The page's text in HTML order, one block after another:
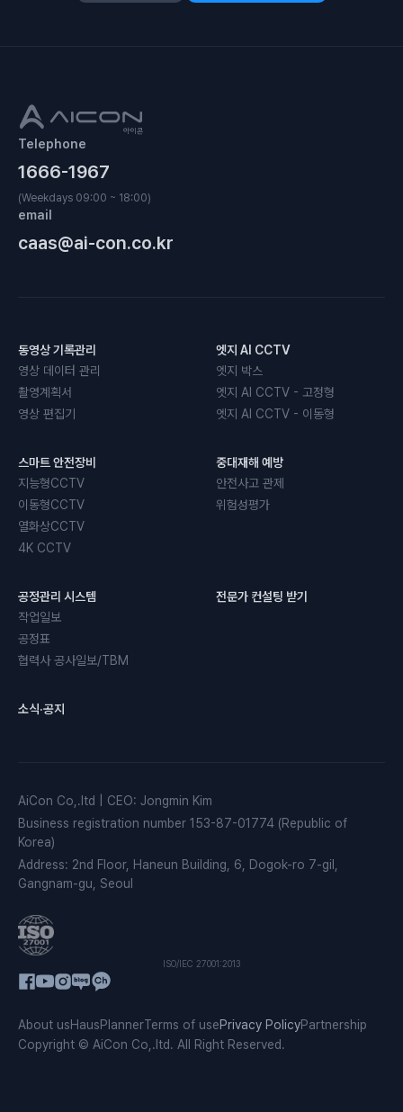
Telephone
1666-1967
(Weekdays 09:00 ~ 18:00)
email
caas@ai-con.co.kr
동영상 기록관리
영상 데이터 관리
촬영계획서
영상 편집기
엣지 AI CCTV
엣지 박스
엣지 AI CCTV - 고정형
엣지 AI CCTV - 이동형
스마트 안전장비
지능형CCTV
이동형CCTV
열화상CCTV
4K CCTV
중대재해 예방
안전사고 관제
위험성평가
공정관리 시스템
작업일보
공정표
협력사 공사일보/TBM
전문가 컨설팅 받기
소식·공지
AiCon Co,.ltd CEO: Jongmin Kim
Business registration number 153-87-01774 (Republic of
Korea)
Address: 2nd Floor, Haneun Building, 6, Dogok-ro 7-gil,
Gangnam-gu, Seoul
ISO/IEC 27001:2013
Copyright © AiCon Co,.ltd. All Right Reserved.
About usHausPlannerTerms of usePrivacy PolicyPartnership